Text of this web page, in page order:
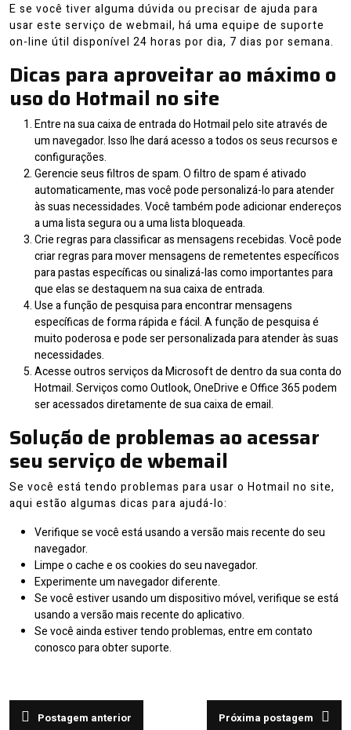
E se você tiver alguma dúvida ou precisar de ajuda para
usar este serviço de webmail, há uma equipe de suporte
on-line útil disponível 24 horas por dia, 7 dias por semana.
Dicas para aproveitar ao máximo o
uso do Hotmail no site
Entre na sua caixa de entrada do Hotmail pelo site através de
um navegador. Isso lhe dará acesso a todos os seus recursos e
configurações.
Gerencie seus filtros de spam. O filtro de spam é ativado
automaticamente, mas você pode personalizá-lo para atender
às suas necessidades. Você também pode adicionar endereços
a uma lista segura ou a uma lista bloqueada.
Crie regras para classificar as mensagens recebidas. Você pode
criar regras para mover mensagens de remetentes específicos
para pastas específicas ou sinalizá-las como importantes para
que elas se destaquem na sua caixa de entrada.
Use a função de pesquisa para encontrar mensagens
específicas de forma rápida e fácil. A função de pesquisa é
muito poderosa e pode ser personalizada para atender às suas
necessidades.
Acesse outros serviços da Microsoft de dentro da sua conta do
Hotmail. Serviços como Outlook, OneDrive e Office 365 podem
ser acessados diretamente de sua caixa de email.
Solução de problemas ao acessar
seu serviço de wbemail
Se você está tendo problemas para usar o Hotmail no site,
aqui estão algumas dicas para ajudá-lo:
Verifique se você está usando a versão mais recente do seu
navegador.
Limpe o cache e os cookies do seu navegador.
Experimente um navegador diferente.
Se você estiver usando um dispositivo móvel, verifique se está
usando a versão mais recente do aplicativo.
Se você ainda estiver tendo problemas, entre em contato
conosco para obter suporte.
Navegação
Postagem anterior Próxima postagem